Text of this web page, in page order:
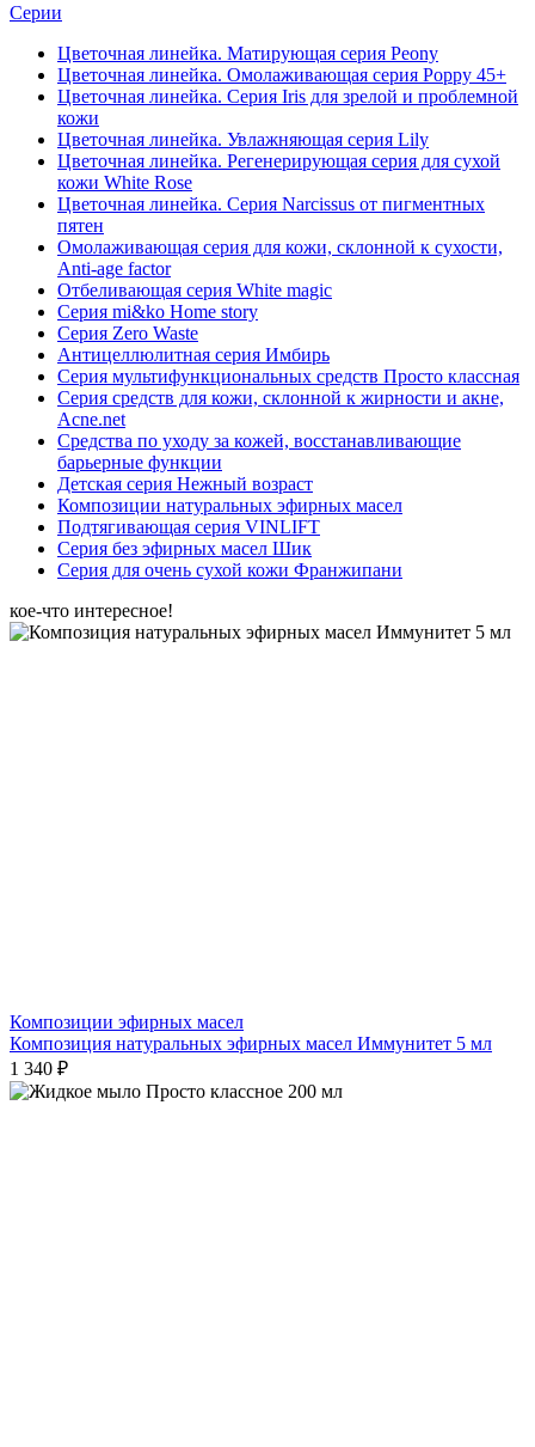
Серии
Цветочная линейка. Матирующая серия Peony
Цветочная линейка. Омолаживающая серия Poppy 45+
Цветочная линейка. Серия Iris для зрелой и проблемной
кожи
Цветочная линейка. Увлажняющая серия Lily
Цветочная линейка. Регенерирующая серия для сухой
кожи White Rose
Цветочная линейка. Серия Narcissus от пигментных
пятен
Омолаживающая серия для кожи, склонной к сухости,
Anti-age factor
Отбеливающая серия White magic
Серия mi&ko Home story
Серия Zero Waste
Антицеллюлитная серия Имбирь
Серия мультифункциональных средств Просто классная
Серия средств для кожи, склонной к жирности и акне,
Acne.net
Средства по уходу за кожей, восстанавливающие
барьерные функции
Детская серия Нежный возраст
Композиции натуральных эфирных масел
Подтягивающая серия VINLIFT
Серия без эфирных масел Шик
Серия для очень сухой кожи Франжипани
кое-что интересное!
Композиции эфирных масел
Композиция натуральных эфирных масел Иммунитет 5 мл
1 340 ₽